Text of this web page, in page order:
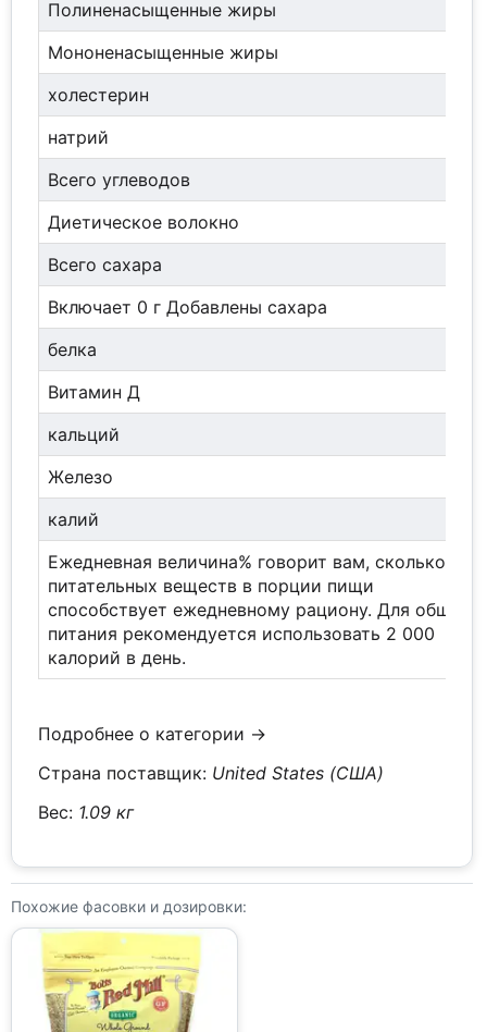
Полиненасыщенные жиры
Мононенасыщенные жиры
холестерин
натрий
Всего углеводов
Диетическое волокно
Всего сахара
Включает 0 г Добавлены сахара
белка
Витамин Д
кальций
Железо
калий
Ежедневная величина% говорит вам, сколько
питательных веществ в порции пищи
способствует ежедневному рациону. Для общего
питания рекомендуется использовать 2 000
калорий в день.
Подробнее о категории →
Страна поставщик: United States (США)
Вес: 1.09 кг
Похожие фасовки и дозировки: